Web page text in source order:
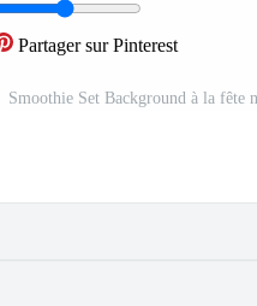
Partager sur Pinterest
Smoothie Set Background à la fête